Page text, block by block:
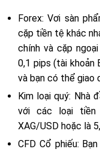
Forex: Vơi sàn
cặp tiền tệ khác
chính và cặp
0,1 pips (tài khoản
và bạn có thể giao
Kim loại quý: Nhà
với các loại tiền
XAG/USD hoặc là
CFD Cổ phiếu: